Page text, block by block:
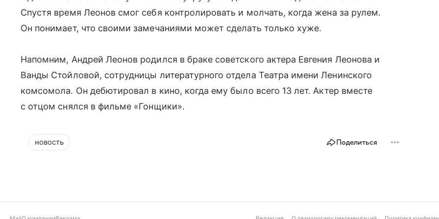
Спустя время Леонов смог себя контролировать и молчать, когда жена за рулем.
Он понимает, что своими замечаниями может сделать только хуже.
Напомним, Андрей Леонов родился в браке советского актера Евгения Леонова и
Ванды Стойловой, сотрудницы литературного отдела Театра имени Ленинского
комсомола. Он дебютировал в кино, когда ему было всего 13 лет. Актер вместе
с отцом снялся в фильме «Гонщики».
новость Поделиться